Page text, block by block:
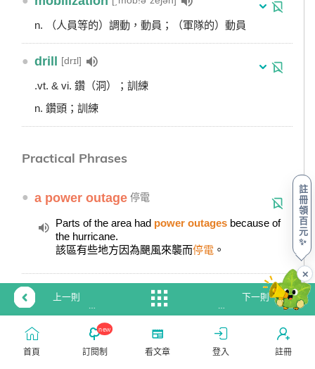
註
冊
領
百
元
✨
✕
首頁
new
訂閱制 看文章 登入 註冊
n. （人員等的）調動，動員；（軍隊的）動員
● drill [drɪl]
.vt. & vi. 鑽（洞）；訓練
n. 鑽頭；訓練
Practical Phrases
● a power outage 停電
Parts of the area had power outages because of
the hurricane.
該區有些地方因為颶風來襲而停電 。
延伸閱讀
上一則
【時
英
文】
下一則
【Podcast
句
英